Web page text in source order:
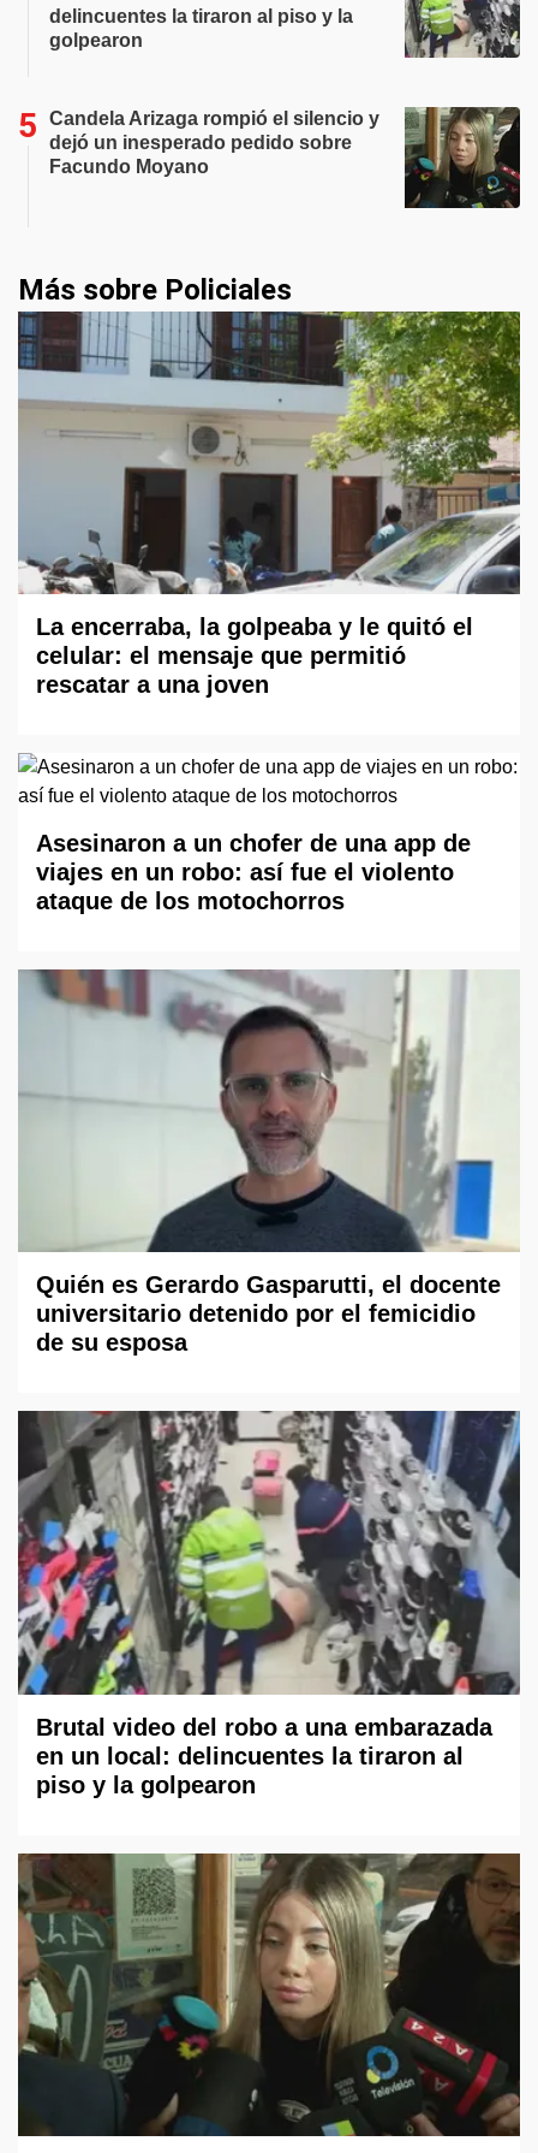
delincuentes la tiraron al piso y la
golpearon
Candela Arizaga rompió el silencio y
dejó un inesperado pedido sobre
Facundo Moyano
Más sobre Policiales
La encerraba, la golpeaba y le quitó el
celular: el mensaje que permitió
rescatar a una joven
Asesinaron a un chofer de una app de
viajes en un robo: así fue el violento
ataque de los motochorros
Quién es Gerardo Gasparutti, el docente
universitario detenido por el femicidio
de su esposa
Brutal video del robo a una embarazada
en un local: delincuentes la tiraron al
piso y la golpearon